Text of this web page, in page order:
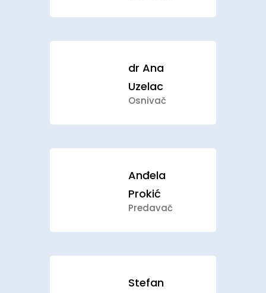
dr Ana
Uzelac
Osnivač
Anđela
Prokić
Predavač
Stefan